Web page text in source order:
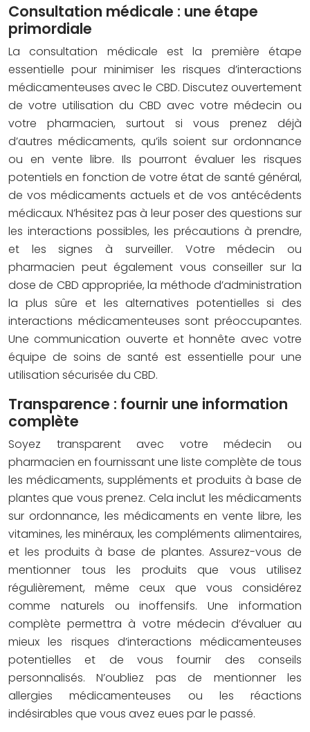
Consultation médicale : une étape
primordiale
La consultation médicale est la première étape
essentielle pour minimiser les risques d’interactions
médicamenteuses avec le CBD. Discutez ouvertement
de votre utilisation du CBD avec votre médecin ou
votre pharmacien, surtout si vous prenez déjà
d’autres médicaments, qu’ils soient sur ordonnance
ou en vente libre. Ils pourront évaluer les risques
potentiels en fonction de votre état de santé général,
de vos médicaments actuels et de vos antécédents
médicaux. N’hésitez pas à leur poser des questions sur
les interactions possibles, les précautions à prendre,
et les signes à surveiller. Votre médecin ou
pharmacien peut également vous conseiller sur la
dose de CBD appropriée, la méthode d’administration
la plus sûre et les alternatives potentielles si des
interactions médicamenteuses sont préoccupantes.
Une communication ouverte et honnête avec votre
équipe de soins de santé est essentielle pour une
utilisation sécurisée du CBD.
Transparence : fournir une information
complète
Soyez transparent avec votre médecin ou
pharmacien en fournissant une liste complète de tous
les médicaments, suppléments et produits à base de
plantes que vous prenez. Cela inclut les médicaments
sur ordonnance, les médicaments en vente libre, les
vitamines, les minéraux, les compléments alimentaires,
et les produits à base de plantes. Assurez-vous de
mentionner tous les produits que vous utilisez
régulièrement, même ceux que vous considérez
comme naturels ou inoffensifs. Une information
complète permettra à votre médecin d’évaluer au
mieux les risques d’interactions médicamenteuses
potentielles et de vous fournir des conseils
personnalisés. N’oubliez pas de mentionner les
allergies médicamenteuses ou les réactions
indésirables que vous avez eues par le passé.